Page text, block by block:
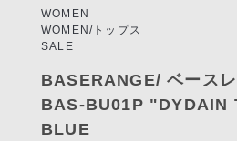
WOMEN
WOMEN/トップス
SALE
BASERANGE/ ベース
BAS-BU01P "DYDAIN
BLUE